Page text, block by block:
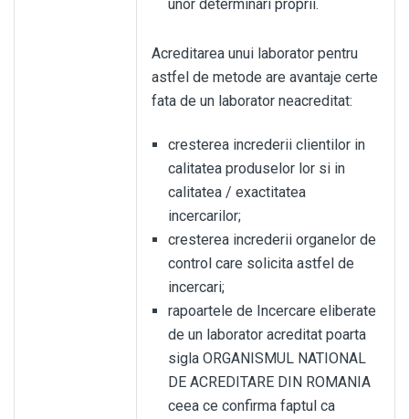
unor determinari proprii.
Acreditarea unui laborator pentru
astfel de metode are avantaje certe
fata de un laborator neacreditat:
cresterea increderii clientilor in
calitatea produselor lor si in
calitatea / exactitatea
incercarilor;
cresterea increderii organelor de
control care solicita astfel de
incercari;
rapoartele de Incercare eliberate
de un laborator acreditat poarta
sigla ORGANISMUL NATIONAL
DE ACREDITARE DIN ROMANIA
ceea ce confirma faptul ca